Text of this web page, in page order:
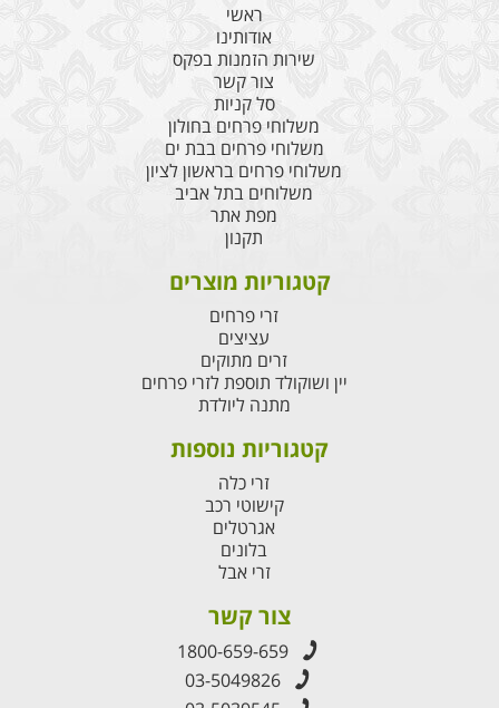
ראשי
אודותינו
שירות הזמנות בפקס
צור קשר
סל קניות
משלוחי פרחים בחולון
משלוחי פרחים בבת ים
משלוחי פרחים בראשון לציון
משלוחים בתל אביב
מפת אתר
תקנון
קטגוריות מוצרים
זרי פרחים
עציצים
זרים מתוקים
יין ושוקולד תוספת לזרי פרחים
מתנה ליולדת
קטגוריות נוספות
זרי כלה
קישוטי רכב
אגרטלים
בלונים
זרי אבל
צור קשר
1800-659-659
03-5049826